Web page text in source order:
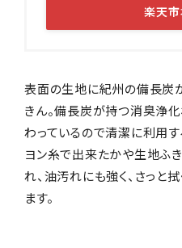
楽天市
表面の生地に紀州の備長炭
きん。備長炭が持つ消臭浄
わっているので清潔に利用す
ヨン糸で出来たかや生地ふ
れ、油汚れにも強く、さっと
ます。